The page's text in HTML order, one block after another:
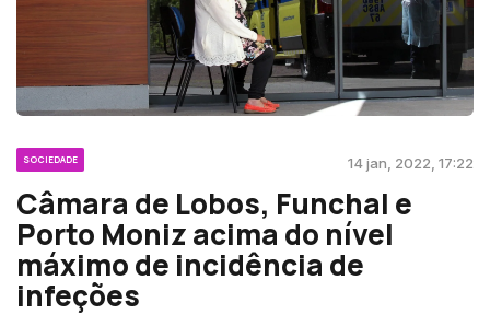
SOCIEDADE 14 jan, 2022, 17:22
Câmara de Lobos, Funchal e
Porto Moniz acima do nível
máximo de incidência de
infeções